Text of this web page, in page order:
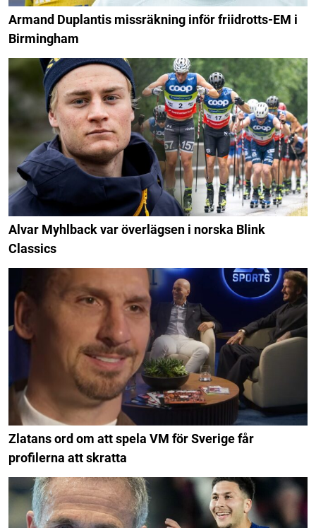
Armand Duplantis missräkning inför friidrotts-EM i
Birmingham
Alvar Myhlback var överlägsen i norska Blink
Classics
Zlatans ord om att spela VM för Sverige får
profilerna att skratta